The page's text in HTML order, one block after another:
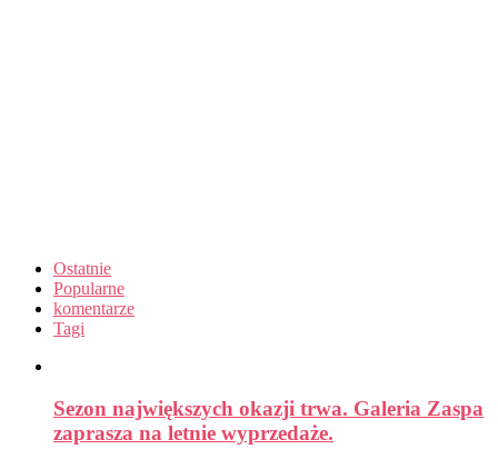
Ostatnie
Popularne
komentarze
Tagi
Sezon największych okazji trwa. Galeria Zaspa
zaprasza na letnie wyprzedaże.